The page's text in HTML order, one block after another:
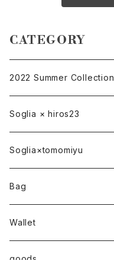
CATEGORY
2022 Summer Collection
Soglia × hiros23
バッグ
ポーチ
ベルト
Soglia×tomomiyu
bag
Bag
ハンドバッグ
Wallet